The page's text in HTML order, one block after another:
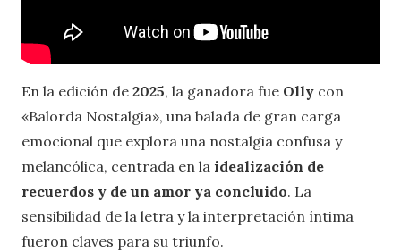
En la edición de 2025, la ganadora fue Olly con
«Balorda Nostalgia», una balada de gran carga
emocional que explora una nostalgia confusa y
melancólica, centrada en la idealización de
recuerdos y de un amor ya concluido. La
sensibilidad de la letra y la interpretación íntima
fueron claves para su triunfo.